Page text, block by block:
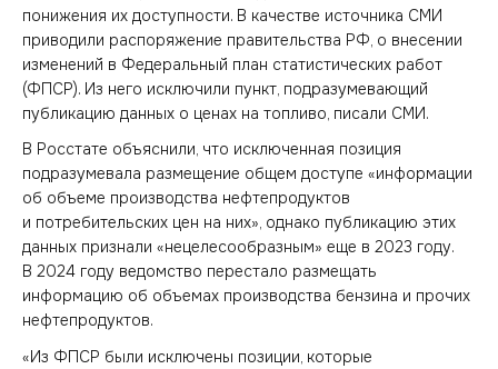
понижения их доступности. В качестве источника СМИ
приводили распоряжение правительства РФ, о внесении
изменений в Федеральный план статистических работ
(ФПСР). Из него исключили пункт, подразумевающий
публикацию данных о ценах на топливо, писали СМИ.
В Росстате объяснили, что исключенная позиция
подразумевала размещение общем доступе «информации
об объеме производства нефтепродуктов
и потребительских цен на них», однако публикацию этих
данных признали «нецелесообразным» еще в 2023 году.
В 2024 году ведомство перестало размещать
информацию об объемах производства бензина и прочих
нефтепродуктов.
«Из ФПСР были исключены позиции, которые